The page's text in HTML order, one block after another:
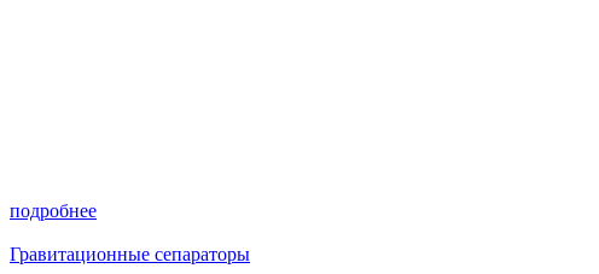
подробнее
Гравитационные сепараторы